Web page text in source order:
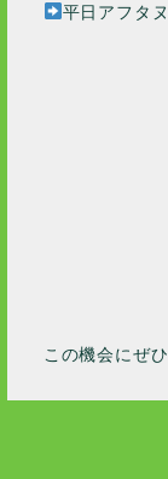
平日アフタ
この機会にぜ